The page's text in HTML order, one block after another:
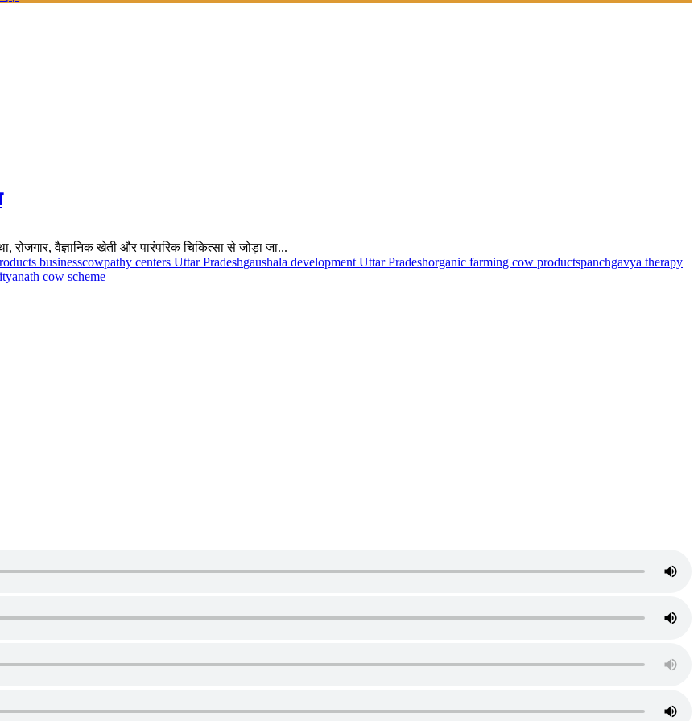
वैज्ञानिक खेती और पारंपरिक चिकित्सा से जोड़ा जा...
businesscowpathy centers Uttar Pradeshgaushala development Uttar Pradeshorganic farming cow productspanchgavya therapy
cow scheme